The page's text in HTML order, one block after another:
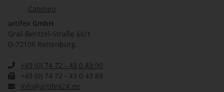
Cabineo
artifex GmbH
Graf-Bentzel-Straße 66/1
D-72108 Rottenburg
+49 (0) 74 72 - 43 0 43 90
+49 (0) 74 72 - 43 0 43 89
info@artifex24.de